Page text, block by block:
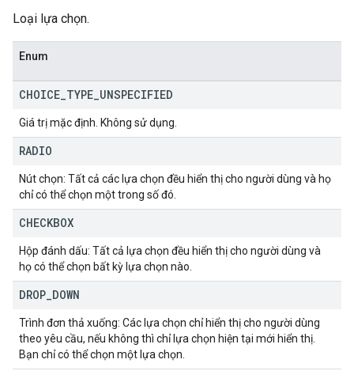
Loại lựa chọn.
Enum
CHOICE TYPE UNSPECIFIED
Giá trị mặc định. Không sử dụng.
RADIO
Nút chọn: Tất cả các lựa chọn đều hiển thị cho người dùng và họ
chỉ có thể chọn một trong số đó.
CHECKBOX
Hộp đánh dấu: Tất cả lựa chọn đều hiển thị cho người dùng và
họ có thể chọn bất kỳ lựa chọn nào.
DROP DOWN
Trình đơn thả xuống: Các lựa chọn chỉ hiển thị cho người dùng
theo yêu cầu, nếu không thì chỉ lựa chọn hiện tại mới hiển thị.
Bạn chỉ có thể chọn một lựa chọn.